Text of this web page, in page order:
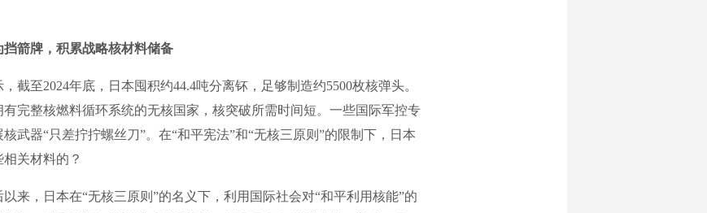
挡箭牌，积累战略核材料储备
至2024年底，日本囤积约44.4吨分离钚，足够制造约5500枚核弹头。
有完整核燃料循环系统的无核国家，核突破所需时间短。一些国际军控专
武器“只差拧拧螺丝刀”。在“和平宪法”和“无核三原则”的限制下，日本
关材料的？
，日本在“无核三原则”的名义下，利用国际社会对“和平利用核能”的